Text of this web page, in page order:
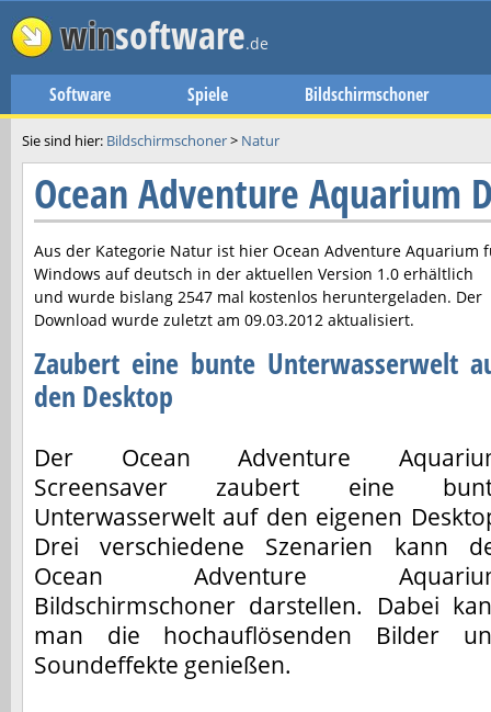
winsoftware.de
Software Spiele Bildschirmschoner
Sie sind hier: Bildschirmschoner> Natur
Ocean Adventure Aquarium
Aus der Kategorie Natur ist hier Ocean Adventure Aquarium
Windows auf deutsch in der aktuellen Version 1.0 erhältlich
und wurde bislang 2547 mal kostenlos heruntergeladen. Der
Download wurde zuletzt am 09.03.2012 aktualisiert.
Zaubert eine bunte Unterwasserwelt
den Desktop
Der Ocean Adventure
Screensaver zaubert eine
Unterwasserwelt auf den eigenen
Drei verschiedene Szenarien kann
Ocean Adventure
Bildschirmschoner darstellen. Dabei
man die hochauflösenden Bilder
Soundeffekte genießen.